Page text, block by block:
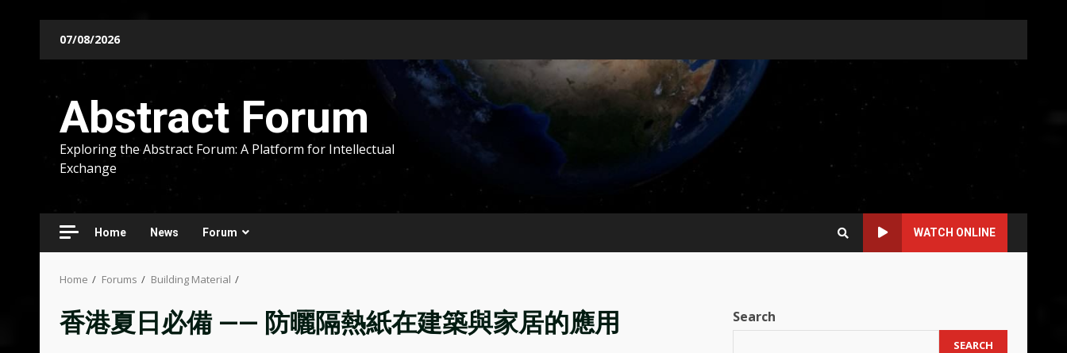
07/08/2026
Abstract Forum
Exploring the Abstract Forum: A Platform for Intellectual
Exchange
Home News Forum WATCH ONLINE
Home Forums Building Material
香港夏日必備 —— 防曬隔熱紙在建築與家居的應用 Search
SEARCH